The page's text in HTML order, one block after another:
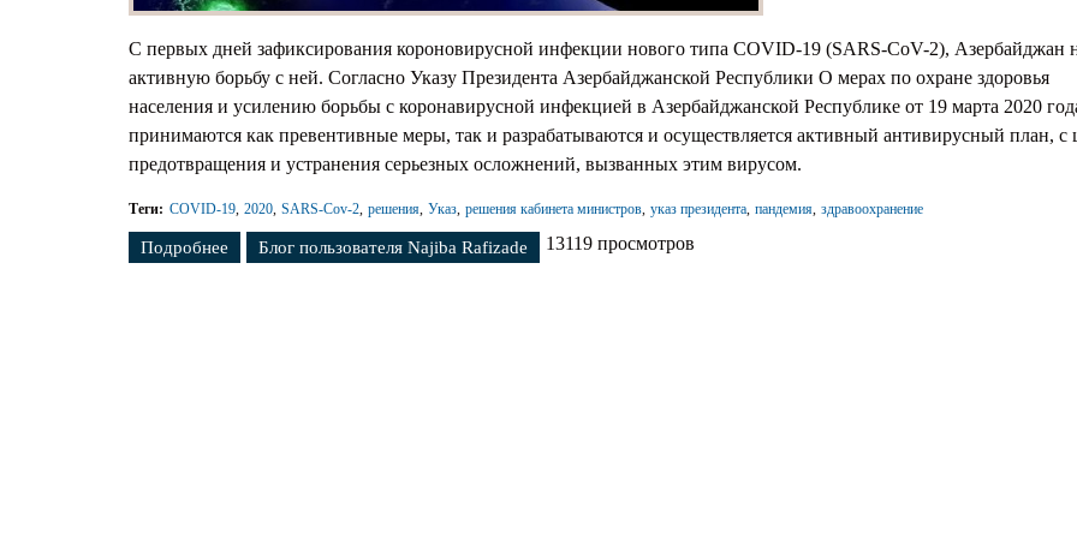
Ходатайства
С первых дней зафиксирования короновирусной инфекции нового типа COVID-19 (SARS-CoV-2), Азербайджан
активную борьбу с ней. Согласно Указу Президента Азербайджанской Республики О мерах по охране здоровья
населения и усилению борьбы с коронавирусной инфекцией в Азербайджанской Республике от 19 марта 2020
принимаются как превентивные меры, так и разрабатываются и осуществляется активный антивирусный план, с
предотвращения и устранения серьезных осложнений, вызванных этим вирусом.
Теги: COVID-19 2020 SARS-Cov-2 решения Указ решения кабинета министров указ президента пандемия здравоохранение
Подробнее о Азербайджан в Борбье с Коронавирусом: Что Было В Начале?
Блог пользователя Najiba Rafizade 13119 просмотров